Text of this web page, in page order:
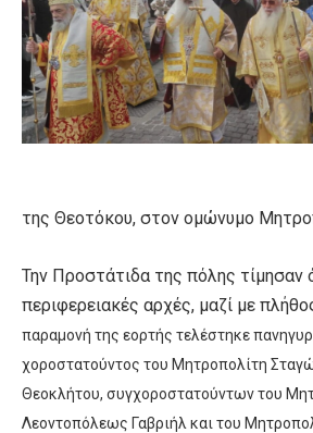
της Θεοτόκου, στον ομώνυμο
Την Προστάτιδα της πόλης τίμησαν
περιφερειακές αρχές, μαζί με
παραμονή της εορτής τελέστηκε
χοροστατούντος του Μητροπολίτη
Θεοκλήτου, συγχοροστατούντων του
Λεοντοπόλεως Γαβριήλ και του